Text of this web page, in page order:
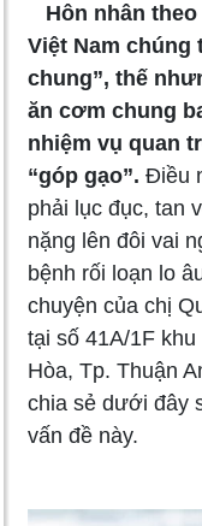
Hôn nhân
Việt Nam chúng
chung”, thế
ăn cơm chung
nhiệm vụ quan
“góp gạo”. Điều
phải lục đục, tan
nặng lên đôi vai
bệnh rối loạn lo
chuyện của chị
tại số 41A/1F
Hòa, Tp. Thuận
chia sẻ dưới đây
vấn đề này.